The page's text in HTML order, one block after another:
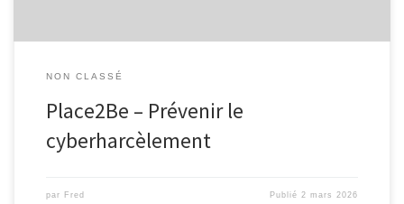
NON CLASSÉ
Place2Be – Prévenir le
cyberharcèlement
par Fred Publié2 mars 2026